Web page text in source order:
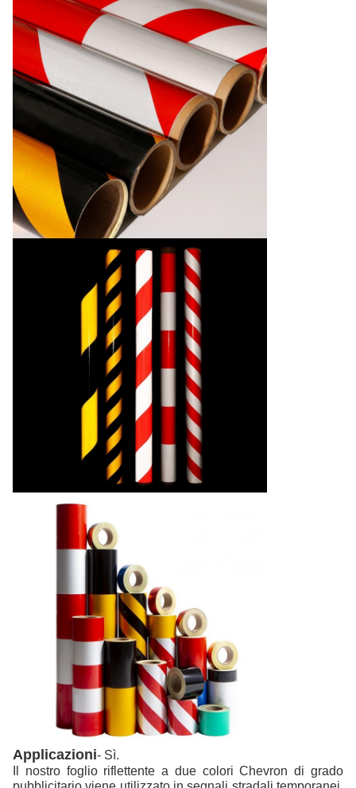
Applicazioni- Sì.
Il nostro foglio riflettente a due colori Chevron di grado